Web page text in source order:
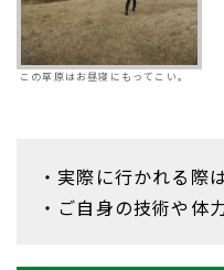
この草原はお昼寝にもってこい。
・実際に行かれる際
・ご自身の技術や体